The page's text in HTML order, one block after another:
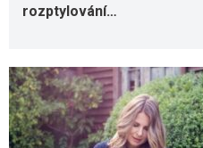
rozptylování…